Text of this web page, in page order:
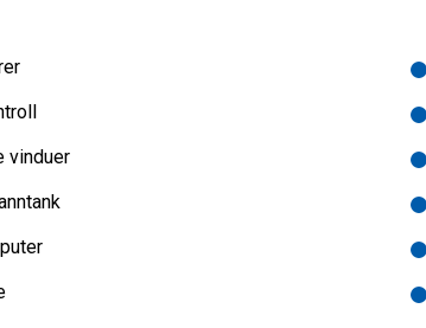
i millionklassen. Lang erfaring og solid
handler våre produkter.
Hymer, Bürstner, Laika, Carado, Solifer
vinduer